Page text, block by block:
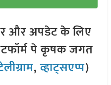
और अपडेट के लिए
पे कृषक जगत
,व्हाट्सएप्प)